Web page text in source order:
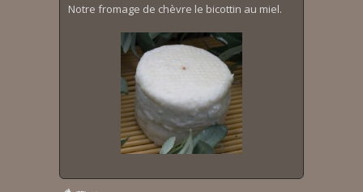
Notre fromage de chèvre le bicottin au miel.